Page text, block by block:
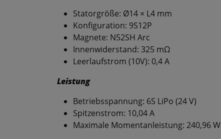
Statorgröße: Ø14 × L4 mm
Konfiguration: 9S12P
Magnete: N52SH Arc
Innenwiderstand: 325 mΩ
Leerlaufstrom (10V): 0,4 A
Leistung
Betriebsspannung: 6S LiPo (24 V)
Spitzenstrom: 10,04 A
Maximale Momentanleistung: 240,96 W